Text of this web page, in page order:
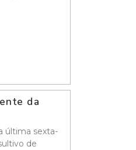
da
última sexta-
de